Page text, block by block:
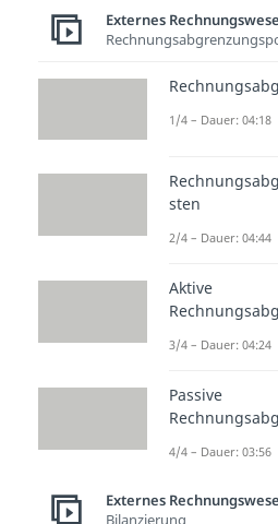
In
Bestimmte
dem
Prozent
oder Bücher,
Studyflix
einem
Externes
1/4 – Dauer: 04:18
sten
2/4 – Dauer: 04:44
Aktive
3/4 – Dauer: 04:24
Passive
4/4 – Dauer: 03:56
Externes
Bilanzierung